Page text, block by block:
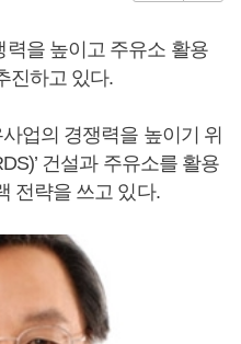
을 높이고 주유소 활용
진하고 있다.
업의 경쟁력을 높이기 위
건설과 주유소를 활용
전략을 쓰고 있다.